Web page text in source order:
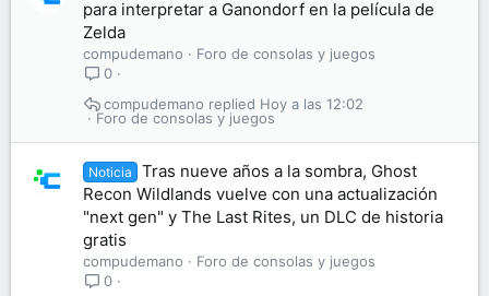
para interpretar a Ganondorf en la película de
Zelda
compudemano
Foro de consolas y juegos
0
Foro de consolas y juegos
Hoy a las 12:02
compudemano
Noticia
Tras nueve años a la sombra, Ghost
Recon Wildlands vuelve con una actualización
"next gen" y The Last Rites, un DLC de historia
gratis
compudemano
Foro de consolas y juegos
0